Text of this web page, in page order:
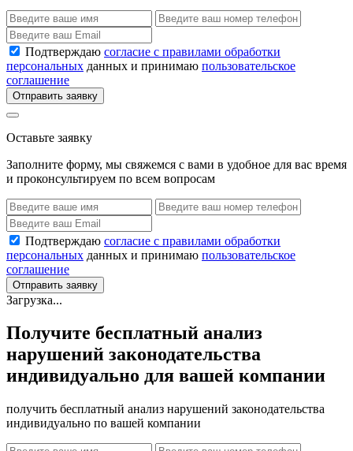
Подтверждаю согласие с правилами обработки
персональных данных и принимаю пользовательское
соглашение
Отправить заявку
Оставьте заявку
Заполните форму, мы свяжемся с вами в удобное для вас время
и проконсультируем по всем вопросам
Подтверждаю согласие с правилами обработки
персональных данных и принимаю пользовательское
соглашение
Отправить заявку
Загрузка...
Получите бесплатный анализ
нарушений законодательства
индивидуально для вашей компании
получить бесплатный анализ нарушений законодательства
индивидуально по вашей компании